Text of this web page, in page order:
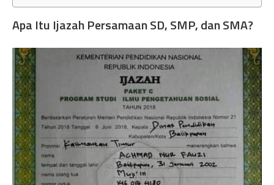
Apa Itu Ijazah Persamaan SD, SMP, dan SMA?